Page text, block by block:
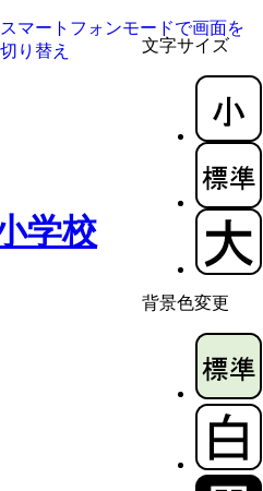
文字サイズ
背景色変更
スマートフォンモードで画面を
切り替え
学校